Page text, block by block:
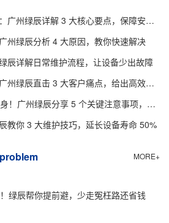
绿辰详解 3 大核心要点，保障安全高效运行
州绿辰分析 4 大原因，教你快速解决
辰详解日常维护流程，让设备少出故障
辰直击 3 大客户痛点，给出高效解决方案​
绿辰分享 5 个关键注意事项，规避 90% 问题
教你 3 大维护技巧，延长设备寿命 50%
MORE+
绿辰帮你提前避，少走冤枉路还省钱